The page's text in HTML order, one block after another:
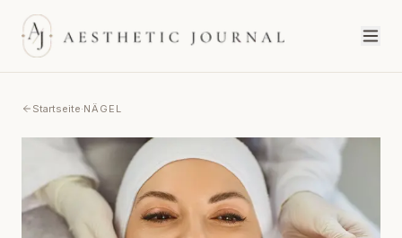
Startseite·NÄGEL